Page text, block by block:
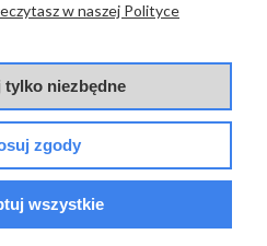
Emmevi Rubinetterie
EMMEVI
w naszej Polityce
tylko niezbędne
zgody
wszystkie